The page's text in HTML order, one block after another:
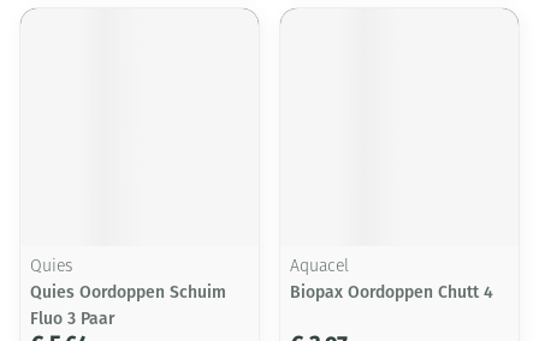
Quies
Quies Oordoppen Schuim
Fluo 3 Paar
Aquacel
Biopax Oordoppen Chutt 4